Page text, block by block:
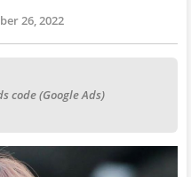
26, 2022
code (Google Ads)